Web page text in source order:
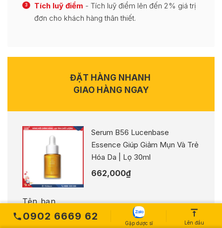
3 Tích luỹ điểm - Tích luỹ điểm lên đến 2% giá trị
đơn cho khách hàng thân thiết.
ĐẶT HÀNG NHANH
GIAO HÀNG NGAY
Serum B56 Lucenbase
Essence Giúp Giảm Mụn Và Trẻ
Hóa Da | Lọ 30ml
662,000₫
Tên bạn
0902 6669 62
Gặp dược sĩ Lên đầu